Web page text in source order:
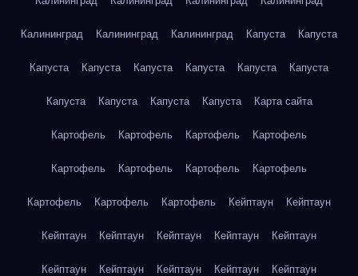
Калининград Калининград Калининград Капуста Капуста
Капуста Капуста Капуста Капуста Капуста Капуста
Капуста Капуста Капуста Капуста Карта сайта
Картофель Картофель Картофель Картофель
Картофель Картофель Картофель Картофель
Картофель Картофель Картофель Кейптаун Кейптаун
Кейптаун Кейптаун Кейптаун Кейптаун Кейптаун
Кейптаун Кейптаун Кейптаун Кейптаун Кейптаун